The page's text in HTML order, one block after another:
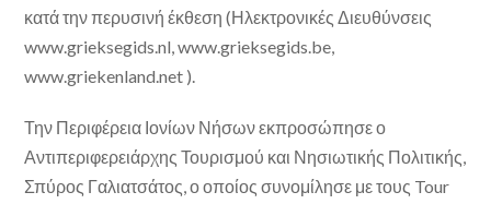
κατά την περυσινή έκθεση (Ηλεκτρονικές Διευθύνσεις
www.grieksegids.nl, www.grieksegids.be,
www.griekenland.net ).
Την Περιφέρεια Ιονίων Νήσων εκπροσώπησε ο
Αντιπεριφερειάρχης Τουρισμού και Νησιωτικής Πολιτικής,
Σπύρος Γαλιατσάτος, ο οποίος συνομίλησε με τους Tour